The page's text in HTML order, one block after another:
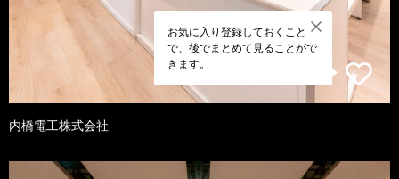
お気に入り登録しておくこと
で、後でまとめて見ることがで
きます。
内橋電工株式会社